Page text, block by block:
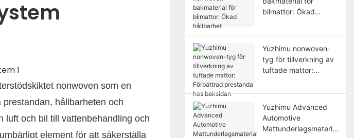
nonwoven som en
hållbarheten och
luft och bil till vattenbehandling och
element för att säkerställa
bilmattor: Ökad
Yuzhimu nonwoven-
tyg för tillverkning av
tuftade mattor:
hos baksidan
Yuzhimu Advanced
Automotive
Mattunderlagsmaterial